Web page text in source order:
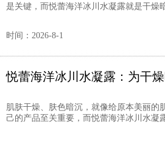
是关键，而悦蕾海洋冰川水凝露就是干燥
时间：2026-8-1
悦蕾海洋冰川水凝露：为干
肌肤干燥、肤色暗沉，就像给原本美丽的
己的产品至关重要，而悦蕾海洋冰川水